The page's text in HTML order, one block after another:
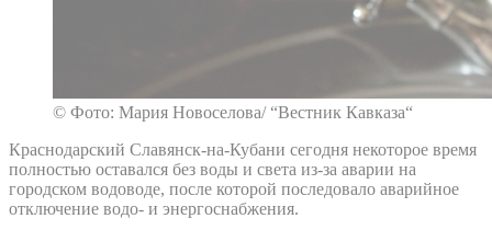
© Фото: Мария Новоселова/ “Вестник Кавказа“
Краснодарский Славянск-на-Кубани сегодня некоторое время
полностью оставался без воды и света из-за аварии на
городском водоводе, после которой последовало аварийное
отключение водо- и энергоснабжения.